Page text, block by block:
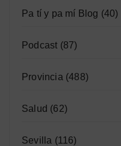
Pa tí y pa mí Blog (40)
Podcast (87)
Provincia (488)
Salud (62)
Sevilla (116)